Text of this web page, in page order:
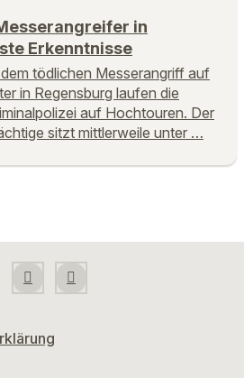
in
Erkenntnisse
tödlichen Messerangriff auf
in Regensburg laufen die
auf Hochtouren. Der
sitzt mittlerweile unter …